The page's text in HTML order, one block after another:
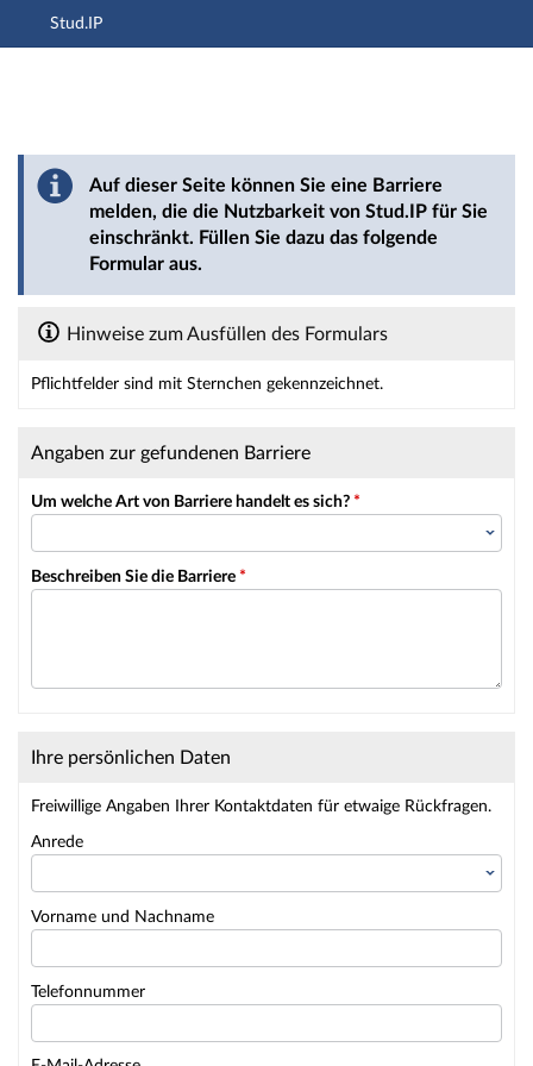
Hauptnavigation
Stud.IP
Barriere melden
Auf dieser Seite können Sie eine Barriere
melden, die die Nutzbarkeit von Stud.IP für Sie
einschränkt. Füllen Sie dazu das folgende
Formular aus.
Hinweise zum Ausfüllen des Formulars
Pflichtfelder sind mit Sternchen gekennzeichnet.
Angaben zur gefundenen Barriere
Um welche Art von Barriere handelt es sich? *
Beschreiben Sie die Barriere *
Ihre persönlichen Daten
Freiwillige Angaben Ihrer Kontaktdaten für etwaige Rückfragen.
Anrede
Vorname und Nachname
Telefonnummer